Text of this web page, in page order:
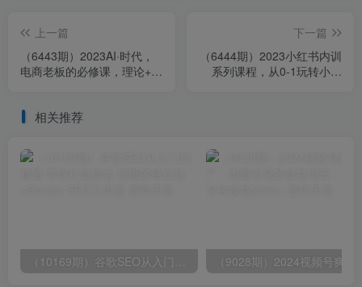
上一篇
（6443期）2023AI·时代，
电商老板的必修课，理论+实
下一篇
（6444期）2023小红书内训
系列课程，从0-1玩转小红
相关推荐